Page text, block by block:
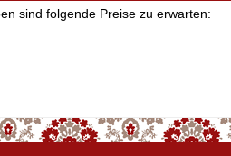
sind folgende Preise zu erwarten: